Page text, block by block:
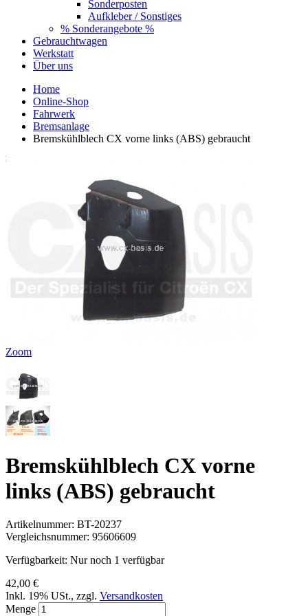
Sonderposten
Aufkleber / Sonstiges
% Sonderangebote %
Gebrauchtwagen
Werkstatt
Über uns
Home
Online-Shop
Fahrwerk
Bremsanlage
Bremskühlblech CX vorne links (ABS) gebraucht
Zoom
Bremskühlblech CX vorne
links (ABS) gebraucht
Artikelnummer: BT-20237
Vergleichsnummer: 95606609
Verfügbarkeit: Nur noch 1 verfügbar
42,00 €
Inkl. 19% USt., zzgl. Versandkosten
Menge